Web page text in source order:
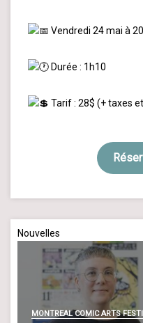
Vendredi 24 mai à
Durée : 1h10
Tarif : 28$ (+ taxes
Nouvelles
MONTREAL COMIC ARTS